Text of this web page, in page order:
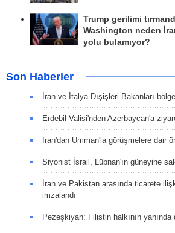
Trump gerilimi
Washington neden
yolu bulamıyor?
Son Haberler
İran ve İtalya Dışişleri Bakanları
Erdebil Valisi'nden Azerbaycan'a
İran'dan Umman'la görüşmelere dair
Siyonist İsrail, Lübnan'ın güneyine
İran ve Pakistan arasında ticarete
imzalandı
Pezeşkiyan: Filistin halkının